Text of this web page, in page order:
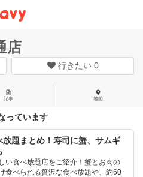
店
行きたい 0
記事 地図
っています
題まとめ！寿司に蟹、サムギ
い食べ放題店をご紹介！蟹とお肉の
食べられる贅沢な食べ放題や、約60